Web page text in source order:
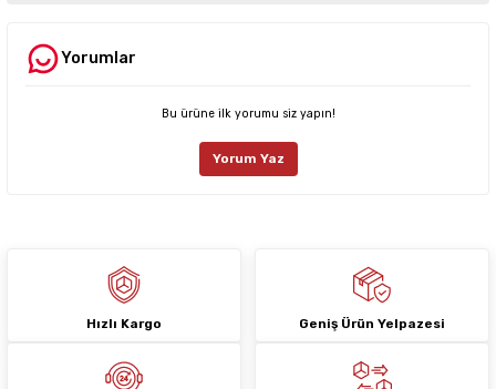
Ürün resmi kalitesiz, bozuk veya görüntülenemiyor.
Ürün fiyatı diğer sitelerden daha pahalı.
Deneyimini Paylaş
Yorumlar
Bu ürüne ilk yorumu siz yapın!
Yorum Yaz
Hızlı Kargo Geniş Ürün Yelpazesi